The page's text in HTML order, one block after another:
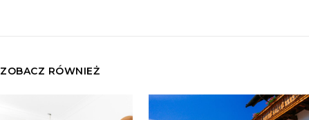
ZOBACZ RÓWNIEŻ